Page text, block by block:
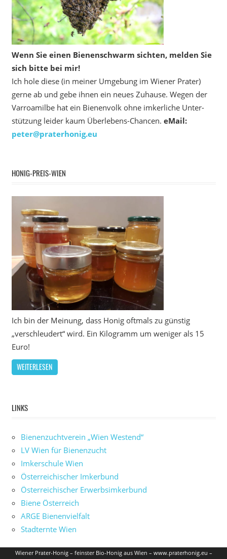
Wenn Sie einen Bienenschwarm sichten, melden Sie
sich bitte bei mir!
Ich hole diese (in meiner Umgebung im Wiener Prater)
gerne ab und gebe ihnen ein neues Zuhause. Wegen der
Varroamilbe hat ein Bienenvolk ohne imkerliche Unter­
stützung leider kaum Überlebens-Chancen. eMail:
peter@praterhonig.eu
HONIG-PREIS-WIEN
Ich bin der Meinung, dass Honig oftmals zu günstig
„verschleudert“ wird. Ein Kilogramm um weniger als 15
Euro!
WEITERLESEN
LINKS
Bienenzuchtverein „Wien Westend“
LV Wien für Bienenzucht
Imkerschule Wien
Österreichischer Imkerbund
Österreichischer Erwerbsimkerbund
Biene Österreich
ARGE Bienenvielfalt
Stadternte Wien
Wiener Prater-Honig – feinster Bio-Honig aus Wien – www.praterhonig.eu –